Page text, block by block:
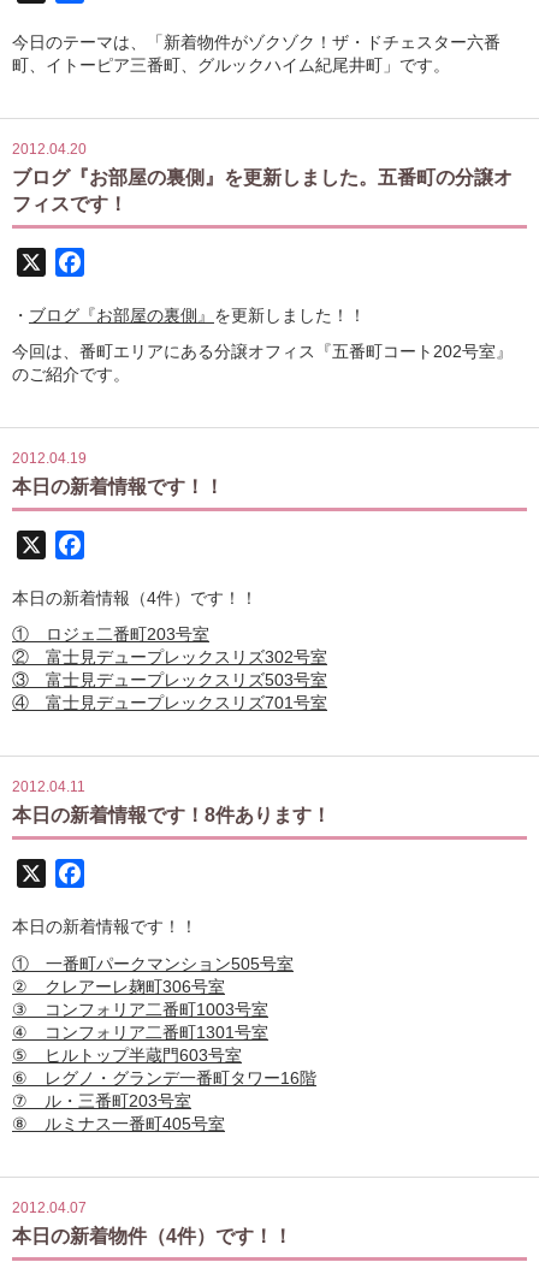
今日のテーマは、「新着物件がゾクゾク！ザ・ドチェスター六番
町、イトーピア三番町、グルックハイム紀尾井町」です。
2012.04.20
ブログ『お部屋の裏側』を更新しました。五番町の分譲オ
フィスです！
・ ブログ『お部屋の裏側』 を更新しました！！
今回は、番町エリアにある分譲オフィス『五番町コート202号室』
のご紹介です。
2012.04.19
本日の新着情報です！！
本日の新着情報（4件）です！！
① ロジェ二番町203号室
② 富士見デュープレックスリズ302号室
③ 富士見デュープレックスリズ503号室
④ 富士見デュープレックスリズ701号室
2012.04.11
本日の新着情報です！8件あります！
本日の新着情報です！！
① 一番町パークマンション505号室
② クレアーレ麹町306号室
③ コンフォリア二番町1003号室
④ コンフォリア二番町1301号室
⑤ ヒルトップ半蔵門603号室
⑥ レグノ・グランデ一番町タワー16階
⑦ ル・三番町203号室
⑧ ルミナス一番町405号室
2012.04.07
本日の新着物件（4件）です！！